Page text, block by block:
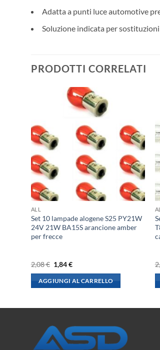
Adatta a punti luce automotive
Soluzione indicata per
PRODOTTI CORRELATI
ALL
Set 10 lampade alogene S25 PY21W
24V 21W BA15S arancione amber
per frecce
2,08€ Il
prezzo
originale
era:
1,84€Il
attuale
è:
AGGIUNGI AL CARRELLO